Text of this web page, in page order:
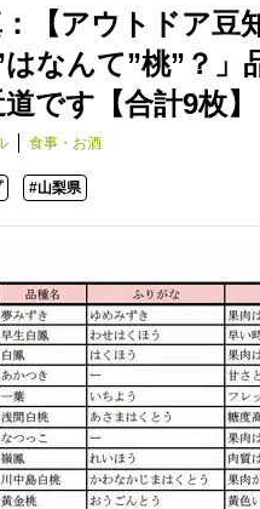
【アウトドア豆
はなんて”桃”？
です【合計9枚】
食事・お酒
#山梨県